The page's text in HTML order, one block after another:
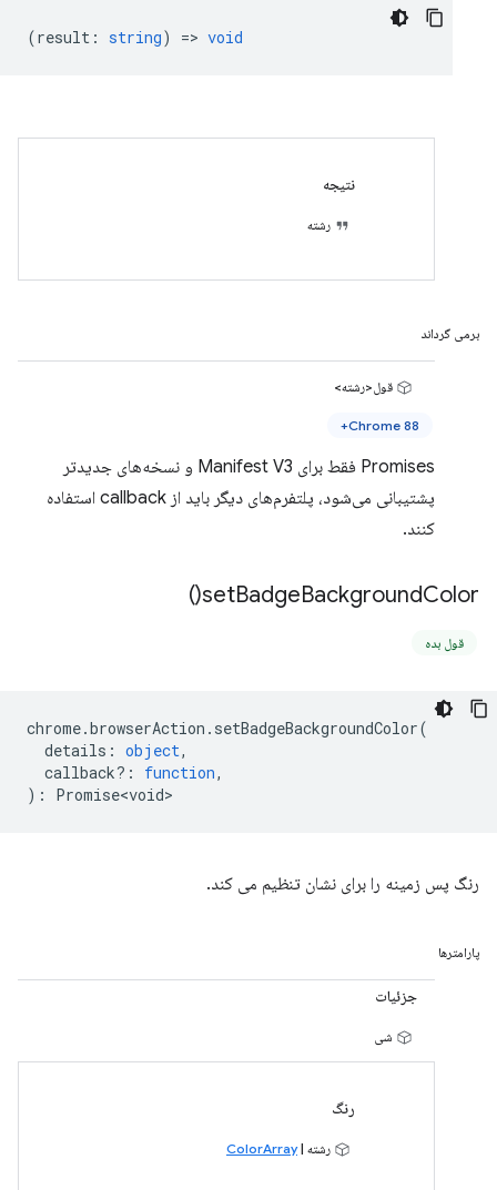
(result : string) => void
نتیجه
رشته
برمی گرداند
قول<رشته>
Chrome 88+
Promises فقط برای Manifest V3 و نسخه‌های جدیدتر
پشتیبانی می‌شود، پلتفرم‌های دیگر باید از callback استفاده
کنند.
setBadgeBackgroundColor(
)
قول بده
chrome.browserAction . setBadgeBackgroundColor(
details : object,
callback? : function,
) : Promise<void>
رنگ پس زمینه را برای نشان تنظیم می کند.
پارامترها
جزئیات
شی
رنگ
رشته |ColorArray